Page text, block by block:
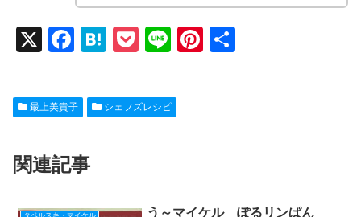
X
F
c
e
o
H
e
n
P
ck
et
Li
e
Pi
最上美貴子 シェフズレシピ
関連記事
タベルスキ・マイケル う～マイケル ぽるリンぱん